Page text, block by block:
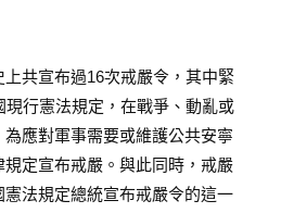
共宣布過16次戒嚴令，其中緊
現行憲法規定，在戰爭、動亂或
應對軍事需要或維護公共安寧
定宣布戒嚴。與此同時，戒嚴
法規定總統宣布戒嚴令的這一